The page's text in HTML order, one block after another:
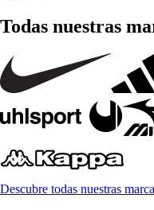
Todas nuestras
Descubre todas nuestras